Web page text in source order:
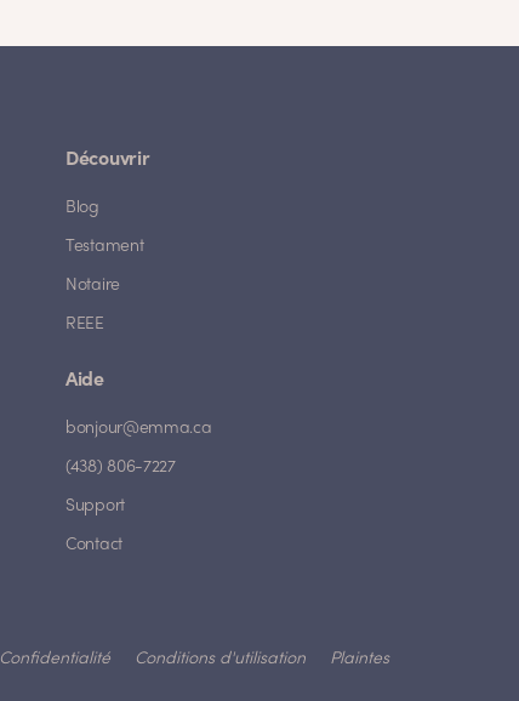
Découvrir
Blog
Testament
Notaire
REEE
Aide
bonjour@emma.ca
(438) 806-7227
Support
Contact
Confidentialité Conditions d'utilisation Plaintes